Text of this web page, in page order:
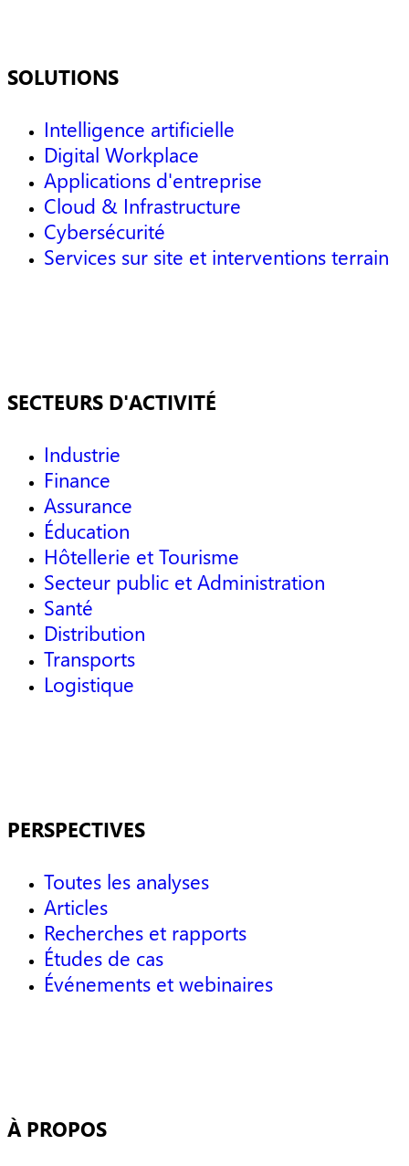
SOLUTIONS
Intelligence artificielle
Digital Workplace
Applications d'entreprise
Cloud & Infrastructure
Cybersécurité
Services sur site et interventions terrain
SECTEURS D'ACTIVITÉ
Industrie
Finance
Assurance
Éducation
Hôtellerie et Tourisme
Secteur public et Administration
Santé
Distribution
Transports
Logistique
PERSPECTIVES
Toutes les analyses
Articles
Recherches et rapports
Études de cas
Événements et webinaires
À PROPOS